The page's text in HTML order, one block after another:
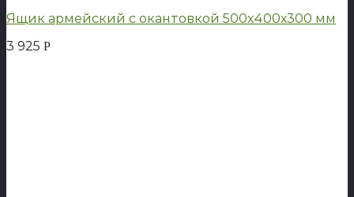
Ящик армейский с окантовкой 500х400х300 мм
3 925 Р